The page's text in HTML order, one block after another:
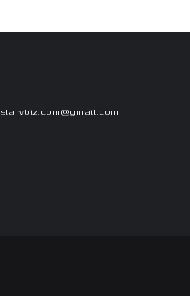
starvbiz.com@gmail.com